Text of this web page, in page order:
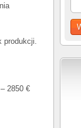
produkcji.
2850 €